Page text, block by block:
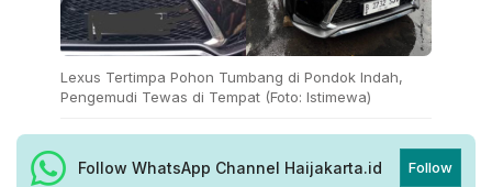
Lexus Tertimpa Pohon Tumbang di Pondok Indah,
Pengemudi Tewas di Tempat (Foto: Istimewa)
Follow WhatsApp Channel Haijakarta.id Follow